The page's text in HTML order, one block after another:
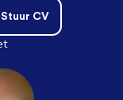
Stuur CV